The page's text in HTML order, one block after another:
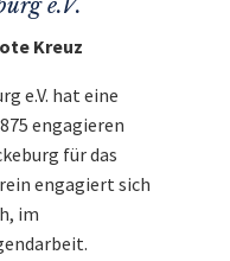
e.V.
Kreuz
e.V. hat eine
engagieren
für das
engagiert sich
im